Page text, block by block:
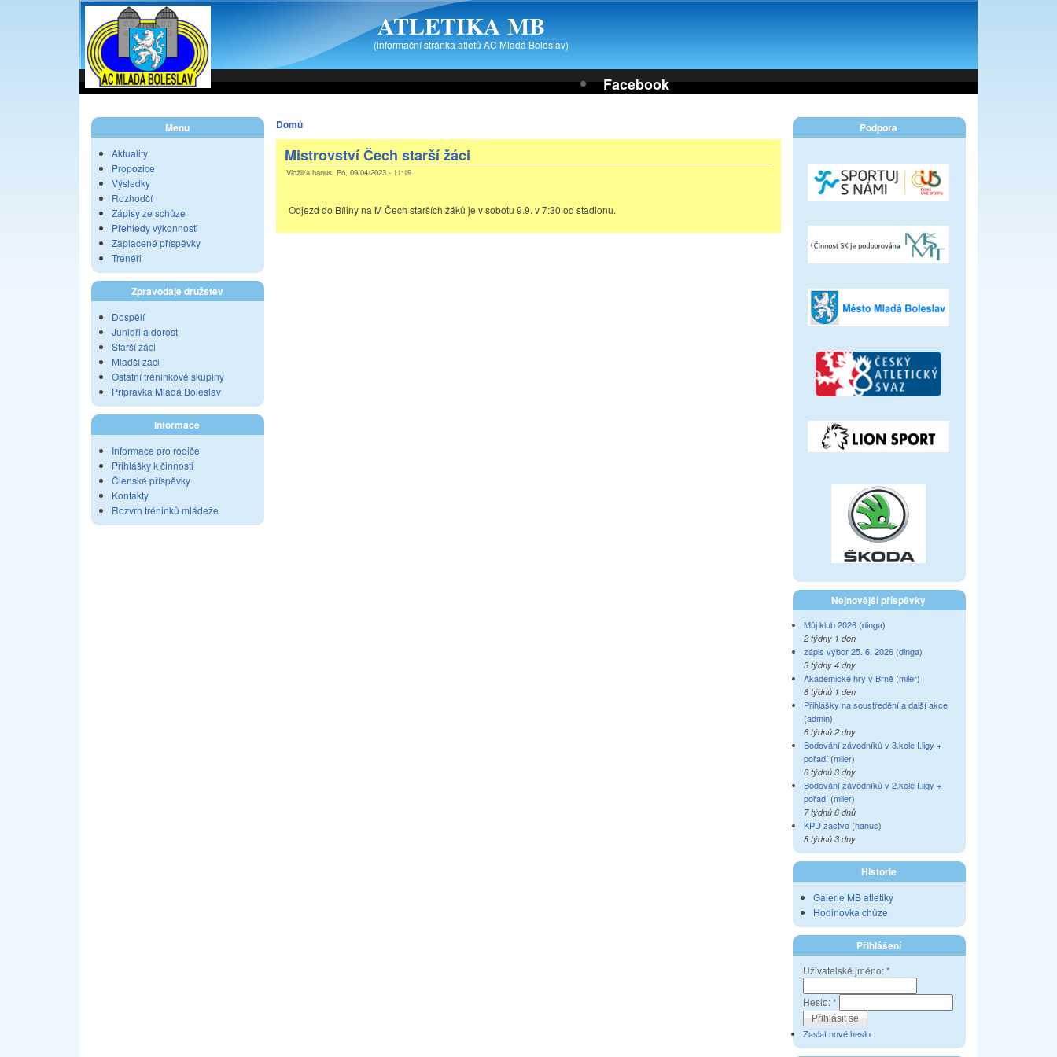
ATLETIKA MB
(informační stránka atletů AC Mladá Boleslav)
Facebook
Menu
Aktuality
Propozice
Výsledky
Rozhodčí
Zápisy ze schůze
Přehledy výkonnosti
Zaplacené příspěvky
Trenéři
Zpravodaje družstev
Dospělí
Junioři a dorost
Starší žáci
Mladší žáci
Ostatní tréninkové skupiny
Přípravka Mladá Boleslav
Informace
Informace pro rodiče
Přihlášky k činnosti
Členské příspěvky
Kontakty
Rozvrh tréninků mládeže
Domů
Mistrovství Čech starší žáci
Vložil/a hanus, Po, 09/04/2023 - 11:19
Odjezd do Bíliny na M Čech starších žáků je v sobotu 9.9. v 7:30 od stadionu.
Podpora
Nejnovější příspěvky
Můj klub 2026(dinga)
2 týdny 1 den
zápis výbor 25. 6. 2026(dinga)
3 týdny 4 dny
Akademické hry v Brně(miler)
6 týdnů 1 den
Přihlášky na soustředění a další akce
(admin)
6 týdnů 2 dny
Bodování závodníků v 3.kole I.ligy +
pořadí(miler)
6 týdnů 3 dny
Bodování závodníků v 2.kole I.ligy +
pořadí(miler)
7 týdnů 6 dnů
KPD žactvo(hanus)
8 týdnů 3 dny
Historie
Galerie MB atletiky
Hodinovka chůze
Přihlášení
Uživatelské jméno:*
Heslo:*
Zaslat nové heslo